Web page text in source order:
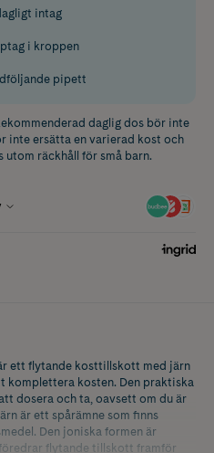
intag
i kroppen
pipett
daglig dos bör inte
inte ersätta en varierad kost och
utom räckhåll för små barn.
ett flytande kosttillskott med järn
kosten. Den praktiska
dosera och ta, oavsett om du är
är ett spårämne som finns
Den joniska formen är
flytande tillskott framför